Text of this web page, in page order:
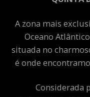
A zona mais
Oceano
situada no
é onde
Considerada